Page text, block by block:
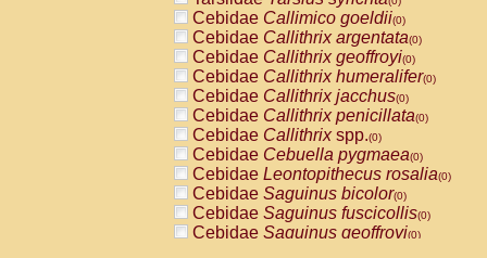
Cebidae Callimico goeldii(0)
Cebidae Callithrix argentata(0)
Cebidae Callithrix geoffroyi(0)
Cebidae Callithrix humeralifer(0)
Cebidae Callithrix jacchus(0)
Cebidae Callithrix penicillata(0)
Cebidae Callithrixspp.(0)
Cebidae Cebuella pygmaea(0)
Cebidae Leontopithecus rosalia(0)
Cebidae Saguinus bicolor(0)
Cebidae Saguinus fuscicollis(0)
Cebidae Saguinus geoffroyi(0)